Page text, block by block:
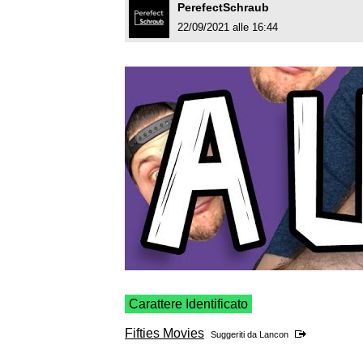
PerefectSchraub
22/09/2021 alle 16:44
Carattere Identificato
Fifties Movies Suggeriti da Lancon